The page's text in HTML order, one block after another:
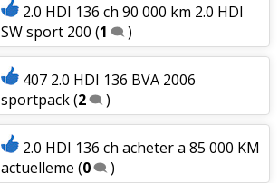
2.0 HDI 136 ch 90 000 km 2.0 HDI
SW sport 200 (1 )
407 2.0 HDI 136 BVA 2006
sportpack(2 )
2.0 HDI 136 ch acheter a 85 000 KM
actuelleme (0 )